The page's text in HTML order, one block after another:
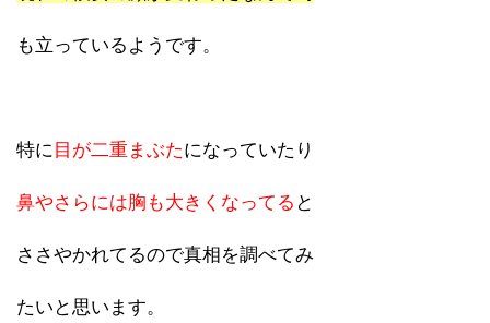
も立っているようです。
特に 目が二重まぶたになっていたり
鼻やさらには胸も大きくなってる と
ささやかれてるので真相を調べてみ
たいと思います。